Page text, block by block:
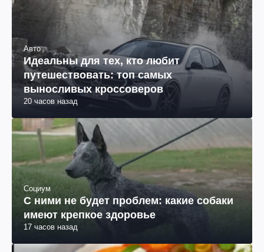
Авто
Идеальны для тех, кто любит
путешествовать: топ самых
выносливых кроссоверов
20 часов назад
Социум
С ними не будет проблем: какие собаки
имеют крепкое здоровье
17 часов назад